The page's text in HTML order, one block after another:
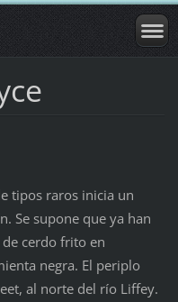
tipos raros inicia un
Se supone que ya han
cerdo frito en
negra. El periplo
al norte del río Liffey.